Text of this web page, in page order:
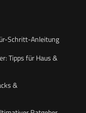
Schritt-Anleitung
Tipps für Haus &
&